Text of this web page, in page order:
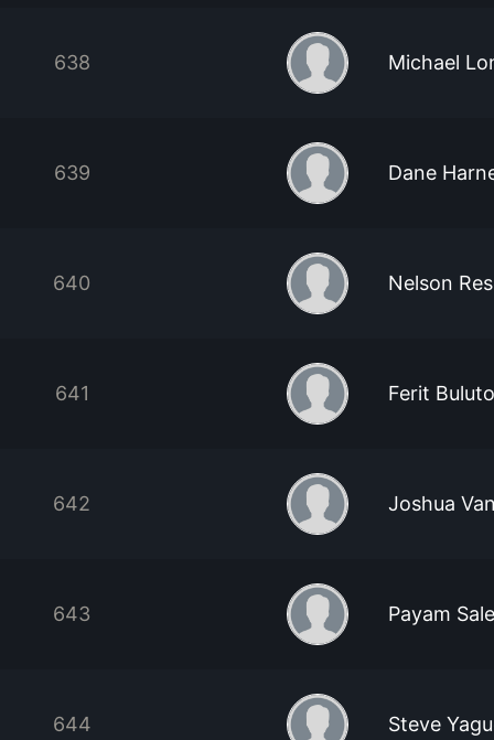
638 Michael
639 Dane
640 Nelson
641 Ferit
642 Joshua
643 Payam
644 Steve